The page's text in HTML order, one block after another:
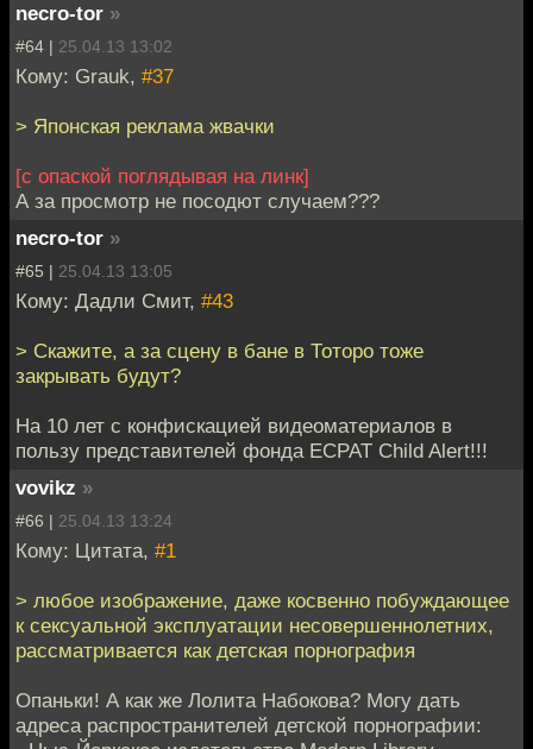
necro-tor »
#64 | 25.04.13 13:02
Кому: Grauk, #37
> Японская реклама жвачки
[с опаской поглядывая на линк]
А за просмотр не посодют случаем???
necro-tor »
#65 | 25.04.13 13:05
Кому: Дадли Смит, #43
> Скажите, а за сцену в бане в Тоторо тоже
закрывать будут?
На 10 лет с конфискацией видеоматериалов в
пользу представителей фонда ECPAT Child Alert!!!
vovikz »
#66 | 25.04.13 13:24
Кому: Цитата, #1
> любое изображение, даже косвенно побуждающее
к сексуальной эксплуатации несовершеннолетних,
рассматривается как детская порнография
Опаньки! А как же Лолита Набокова? Могу дать
адреса распространителей детской порнографии: